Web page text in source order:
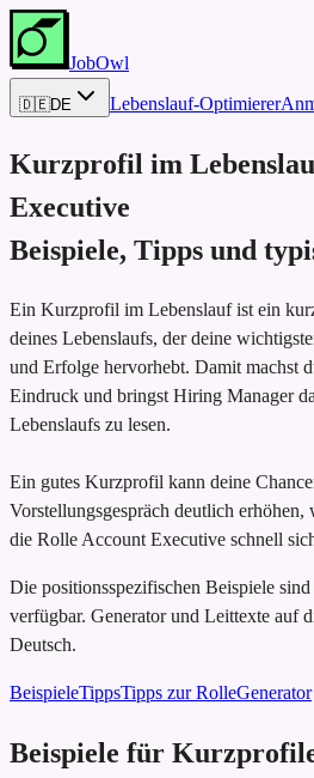
JobOwl
🇩🇪DE Lebenslauf-Optimierer
Kurzprofil im
Executive
Beispiele, Tipps und
Ein Kurzprofil im Lebenslauf ist ein
deines Lebenslaufs, der deine
und Erfolge hervorhebt. Damit machst
Eindruck und bringst Hiring Manager
Lebenslaufs zu lesen.
Ein gutes Kurzprofil kann deine
Vorstellungsgespräch deutlich
die Rolle Account Executive schnell
Die positionsspezifischen Beispiele
verfügbar. Generator und Leittexte auf
Deutsch.
BeispieleTippsTipps zur RolleGenerator
Beispiele für